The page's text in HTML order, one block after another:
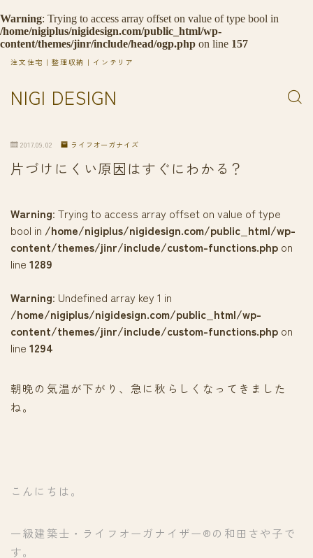
Warning: Trying to access array offset on value of type bool in
/home/nigiplus/nigidesign.com/public_html/wp-
content/themes/jinr/include/head/ogp.php on line 157
NIGI DESIGN
注文住宅｜整理収納｜インテリア
2017.09.02 ライフオーガナイズ
片づけにくい原因はすぐにわかる？
Warning: Trying to access array offset on value of type
bool in /home/nigiplus/nigidesign.com/public_html/wp-
content/themes/jinr/include/custom-functions.php on
line 1289
Warning: Undefined array key 1 in
/home/nigiplus/nigidesign.com/public_html/wp-
content/themes/jinr/include/custom-functions.php on
line 1294
朝晩の気温が下がり、急に秋らしくなってきました
ね。
こんにちは。
一級建築士・ライフオーガナイザー®の和田さや子で
す。